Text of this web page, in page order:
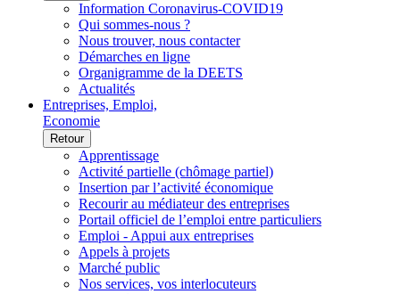
Information Coronavirus-COVID19
Qui sommes-nous ?
Nous trouver, nous contacter
Démarches en ligne
Organigramme de la DEETS
Actualités
Entreprises, Emploi,
Economie
Retour
Apprentissage
Activité partielle (chômage partiel)
Insertion par l’activité économique
Recourir au médiateur des entreprises
Portail officiel de l’emploi entre particuliers
Emploi - Appui aux entreprises
Appels à projets
Marché public
Nos services, vos interlocuteurs